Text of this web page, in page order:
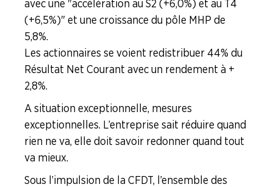
avec une "accélération au S2 (+6,0%) et au T4
(+6,5%)" et une croissance du pôle MHP de
5,8%.
Les actionnaires se voient redistribuer 44% du
Résultat Net Courant avec un rendement à +
2,8 %.
A situation exceptionnelle, mesures
exceptionnelles. L’entreprise sait réduire quand
rien ne va, elle doit savoir redonner quand tout
va mieux.
Sous l’impulsion de la CFDT, l’ensemble des